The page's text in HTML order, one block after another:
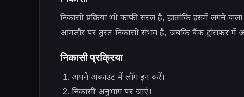
निकासी प्रक्रिया भी काफी सरल है, हालांकि इसमें लगने
आमतौर पर तुरंत निकासी संभव है, जबकि बैंक ट्रांसफर में
निकासी प्रक्रिया
अपने अकाउंट में लॉग इन करें।
निकासी अनुभाग पर जाएं।